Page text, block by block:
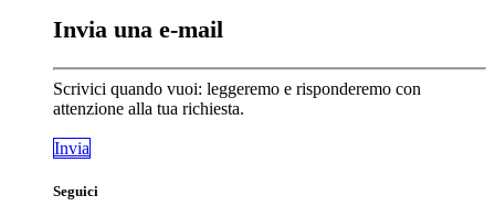
Invia una e-mail
Scrivici quando vuoi: leggeremo e risponderemo con
attenzione alla tua richiesta.
Invia
Seguici